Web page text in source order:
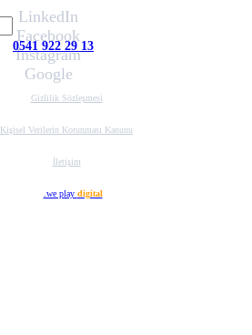
0541 922 29 13
LinkedIn
Facebook
Instagram
Google
Gizlilik Sözleşmesi
Kişisel Verilerin Korunması Kanunu
İletişim
.we play digital